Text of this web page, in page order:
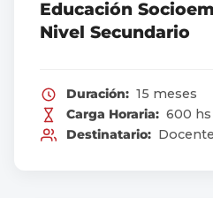
Educación
Nivel Secundario
Duración: 15 meses
Carga Horaria: 600 hs
Destinatario: